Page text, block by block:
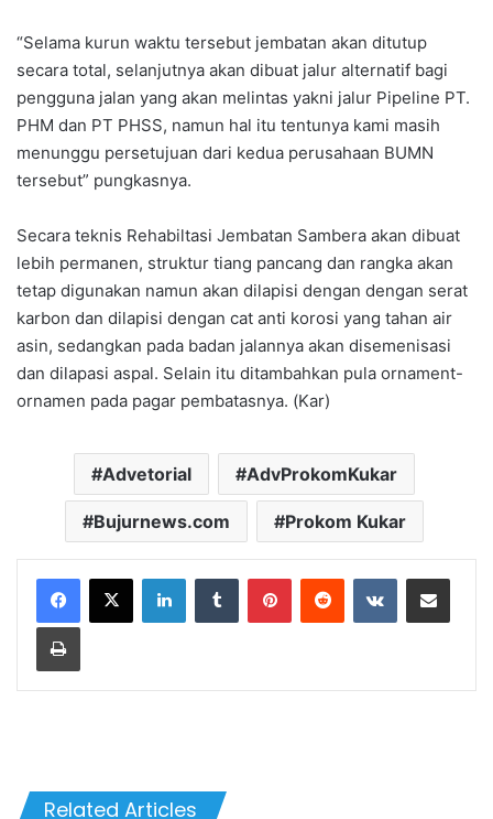
“Selama kurun waktu tersebut jembatan akan ditutup
secara total, selanjutnya akan dibuat jalur alternatif bagi
pengguna jalan yang akan melintas yakni jalur Pipeline PT.
PHM dan PT PHSS, namun hal itu tentunya kami masih
menunggu persetujuan dari kedua perusahaan BUMN
tersebut” pungkasnya.
Secara teknis Rehabiltasi Jembatan Sambera akan dibuat
lebih permanen, struktur tiang pancang dan rangka akan
tetap digunakan namun akan dilapisi dengan dengan serat
karbon dan dilapisi dengan cat anti korosi yang tahan air
asin, sedangkan pada badan jalannya akan disemenisasi
dan dilapasi aspal. Selain itu ditambahkan pula ornament-
ornamen pada pagar pembatasnya. (Kar)
Advetorial AdvProkomKukar
Bujurnews.com Prokom Kukar
LinkedInTumblr PinterestReddit VKontakteShare via Email
Print
Related Articles